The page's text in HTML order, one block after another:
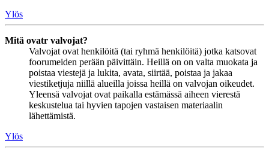
Ylös
Mitä ovatr valvojat?
Valvojat ovat henkilöitä (tai ryhmä henkilöitä) jotka katsovat
foorumeiden perään päivittäin. Heillä on on valta muokata ja
poistaa viestejä ja lukita, avata, siirtää, poistaa ja jakaa
viestiketjuja niillä alueilla joissa heillä on valvojan oikeudet.
Yleensä valvojat ovat paikalla estämässä aiheen vierestä
keskustelua tai hyvien tapojen vastaisen materiaalin
lähettämistä.
Ylös